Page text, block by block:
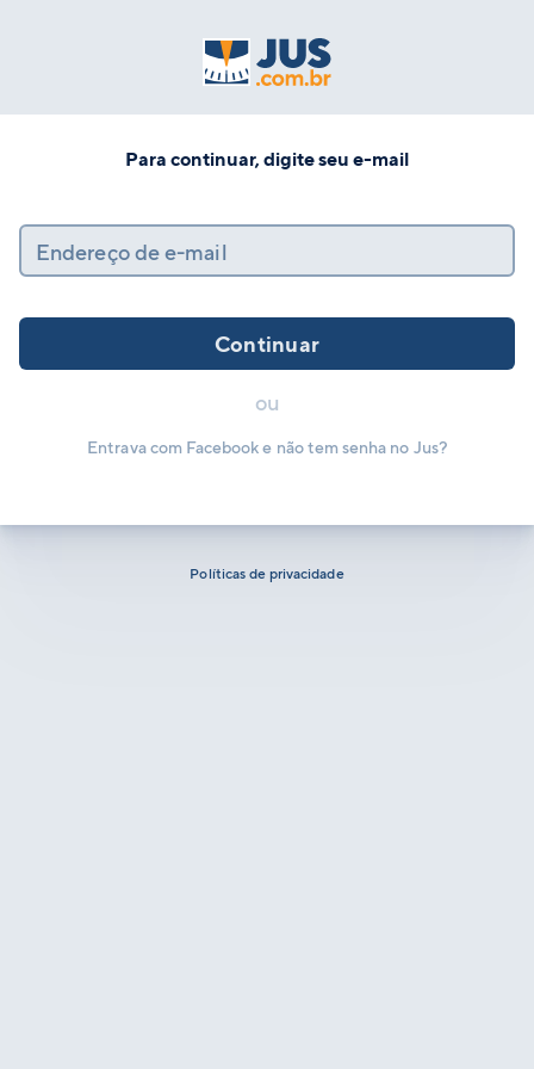
Para continuar, digite seu e-mail
Endereço de e-mail
Continuar
ou
Entrava com Facebook e não tem senha no Jus?
Políticas de privacidade